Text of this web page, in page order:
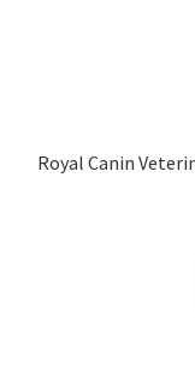
Royal Canin